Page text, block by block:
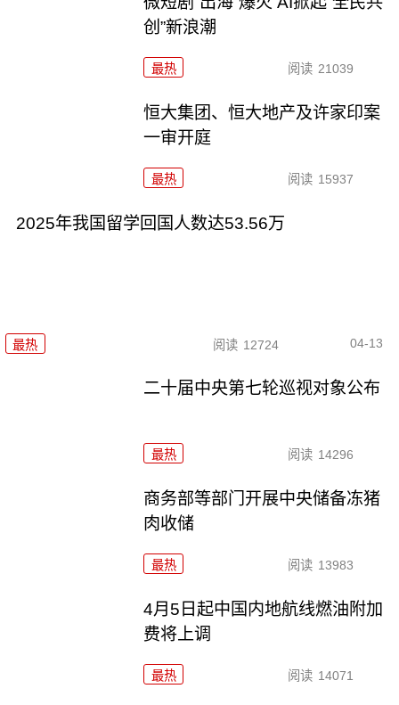
创”新浪潮
最热 阅读 21039
恒大集团、恒大地产及许家印案
一审开庭
最热 阅读 15937
2025年我国留学回国人数达53.56万
最热 阅读 12724 04-13
二十届中央第七轮巡视对象公布
最热 阅读 14296
商务部等部门开展中央储备冻猪
肉收储
最热 阅读 13983
4月5日起中国内地航线燃油附加
费将上调
最热 阅读 14071